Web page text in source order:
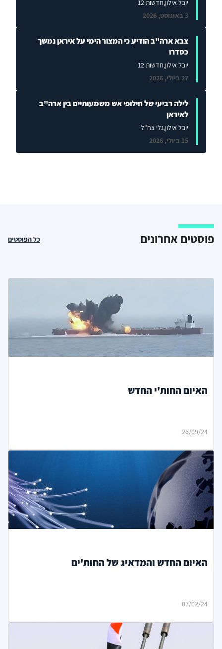
יובל אילון,חדשות 12
3 באוגוסט, 2026
צבא ארה"ב הודיע כי המצור הימי על איראן נמשך
כסדרו
יובל אילון,חדשות 12
27 ביולי, 2026
לילה רביעי של חילופי אש משמעותיים בין ארה"ב
לאיראן
יובל אילון,גלי צה"ל
15 ביולי, 2026
פוסטים אחרונים כל הפוסטים
האיום החות'י החדש
26/09/24
האיום החדש והמדאיג של החות'ים
07/02/24